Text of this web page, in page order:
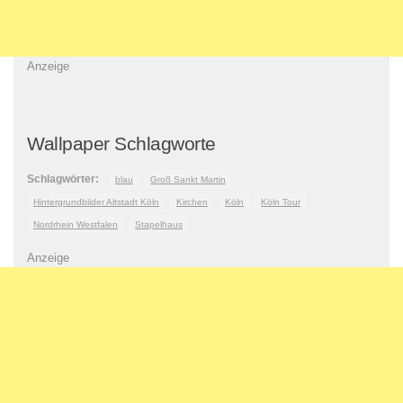
Anzeige
Wallpaper Schlagworte
Schlagwörter: blau Groß Sankt Martin
Hintergrundbilder Altstadt Köln Kirchen Köln Köln Tour
Nordrhein Westfalen Stapelhaus
Anzeige